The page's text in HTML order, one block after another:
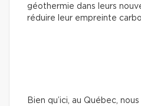
géothermie dans leurs
réduire leur empreinte
Bien qu’ici, au Québec,